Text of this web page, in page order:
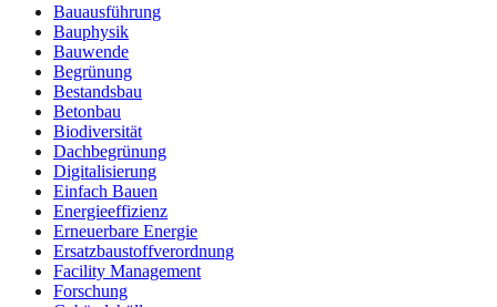
Bauausführung
Bauphysik
Bauwende
Begrünung
Bestandsbau
Betonbau
Biodiversität
Dachbegrünung
Digitalisierung
Einfach Bauen
Energieeffizienz
Erneuerbare Energie
Ersatzbaustoffverordnung
Facility Management
Forschung